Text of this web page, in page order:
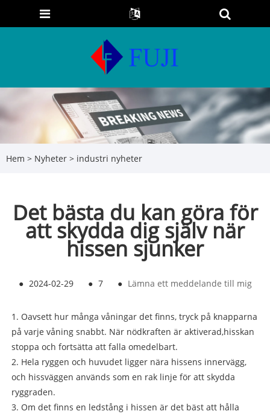
Hem > Nyheter > industri nyheter
Det bästa du kan göra för
att skydda dig själv när
hissen sjunker
● 2024-02-29 ● 7 ● Lämna ett meddelande till mig
1. Oavsett hur många våningar det finns, tryck på knapparna
på varje våning snabbt. När nödkraften är aktiverad,hisskan
stoppa och fortsätta att falla omedelbart.
2. Hela ryggen och huvudet ligger nära hissens innervägg,
och hissväggen används som en rak linje för att skydda
ryggraden.
3. Om det finns en ledstång i hissen är det bäst att hålla